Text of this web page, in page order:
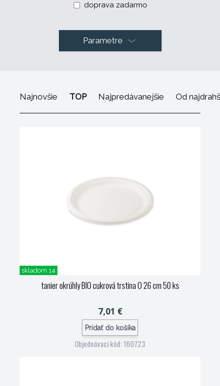
doprava zadarmo
Parametre
Najnovšie TOP Najpredávanejšie Od
skladom 14
tanier okrúhly BIO cukrová trstina O 26 cm 50 ks
7,01 €
Pridať do košíka
Objednávací kód: 160723